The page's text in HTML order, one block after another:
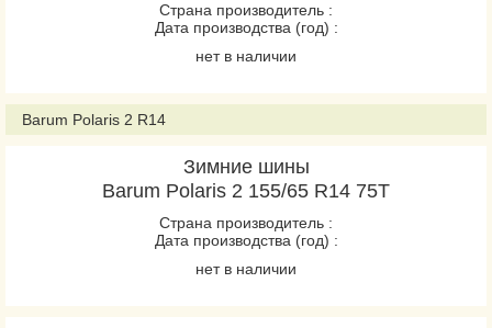
Страна производитель :
Дата производства (год) :
нет в наличии
Barum Polaris 2 R14
Зимние шины
Barum Polaris 2 155/65 R14 75T
Страна производитель :
Дата производства (год) :
нет в наличии